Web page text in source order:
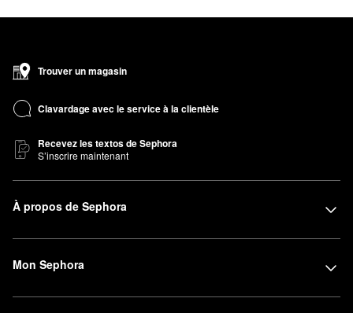
Trouver un magasin
Clavardage avec le service à la clientèle
Recevez les textos de Sephora
S’inscrire maintenant
À propos de Sephora
Mon Sephora